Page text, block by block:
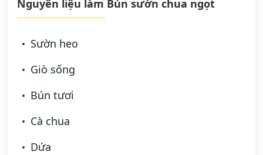
Nguyên liệu làm Bún sườn chua ngọt
Sườn heo
Giò sống
Bún tươi
Cà chua
Dứa